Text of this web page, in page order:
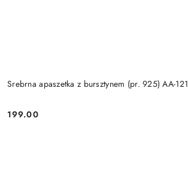
Srebrna apaszetka z bursztynem (pr. 925) AA-121
Cena:
199.00